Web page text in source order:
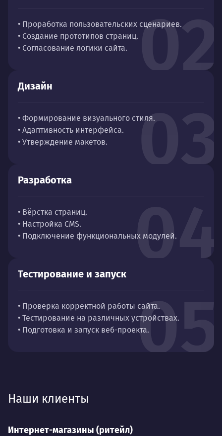
02
• Проработка пользовательских сценариев.
• Создание прототипов страниц.
• Согласование логики сайта.
03
Дизайн
• Формирование визуального стиля.
• Адаптивность интерфейса.
• Утверждение макетов.
04
Разработка
• Вёрстка страниц.
• Настройка CMS.
• Подключение функциональных модулей.
05
Тестирование и запуск
• Проверка корректной работы сайта.
• Тестирование на различных устройствах.
• Подготовка и запуск веб-проекта.
Наши клиенты
Интернет-магазины (ритейл)